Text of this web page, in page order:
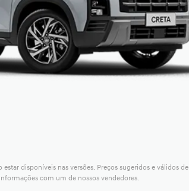
disponíveis nas versões. Preços sugeridos e válidos de
com um de nossos vendedores.